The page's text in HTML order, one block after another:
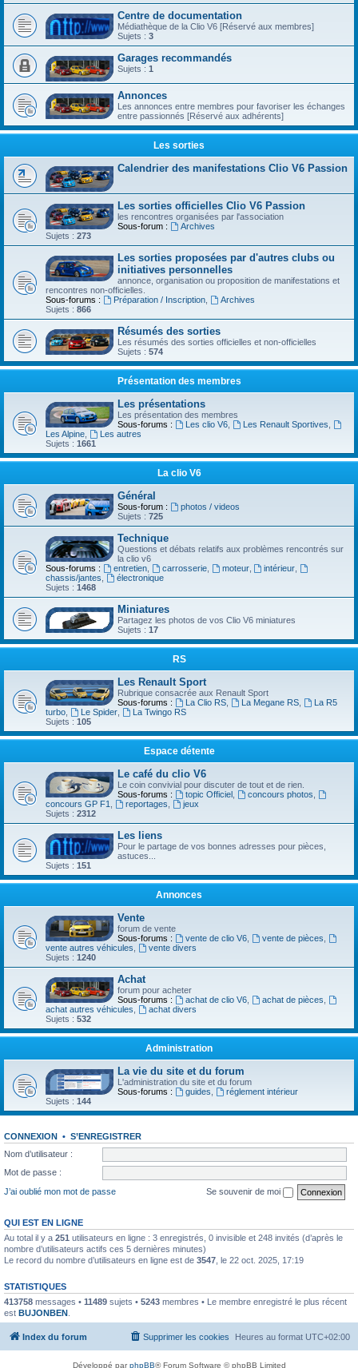
Centre de documentation
Médiathèque de la Clio V6 [Réservé aux membres]
Sujets : 3
Garages recommandés
Sujets : 1
Annonces
Les annonces entre membres pour favoriser les échanges
entre passionnés [Réservé aux adhérents]
Les sorties
Calendrier des manifestations Clio V6 Passion
Les sorties officielles Clio V6 Passion
les rencontres organisées par l'association
Sous-forum :
Archives
Sujets : 273
Les sorties proposées par d'autres clubs ou
initiatives personnelles
annonce, organisation ou proposition de manifestations et
rencontres non-officielles.
Sous-forums :
Préparation / Inscription,
Archives
Sujets : 866
Résumés des sorties
Les résumés des sorties officielles et non-officielles
Sujets : 574
Présentation des membres
Les présentations
Les présentation des membres
Sous-forums :
Les clio V6, Les Renault Sportives,
Les Alpine,
Les autres
Sujets : 1661
La clio V6
Général
Sous-forum :
photos / videos
Sujets : 725
Technique
Questions et débats relatifs aux problèmes rencontrés sur
la clio v6
Sous-forums :
entretien, carrosserie, moteur, intérieur,
chassis/jantes,
électronique
Sujets : 1468
Miniatures
Partagez les photos de vos Clio V6 miniatures
Sujets : 17
RS
Les Renault Sport
Rubrique consacrée aux Renault Sport
Sous-forums :
La Clio RS, La Megane RS,
La R5
turbo, Le Spider,
La Twingo RS
Sujets : 105
Espace détente
Le café du clio V6
Le coin convivial pour discuter de tout et de rien.
Sous-forums :
topic Officiel , concours photos,
concours GP F1, reportages,
jeux
Sujets : 2312
Les liens
Pour le partage de vos bonnes adresses pour pièces,
astuces...
Sujets : 151
Annonces
Vente
forum de vente
Sous-forums :
vente de clio V6, vente de pièces,
vente autres véhicules,
vente divers
Sujets : 1240
Achat
forum pour acheter
Sous-forums :
achat de clio V6, achat de pièces,
achat autres véhicules,
achat divers
Sujets : 532
Administration
La vie du site et du forum
L'administration du site et du forum
Sous-forums :
guides,
réglement intérieur
Sujets : 144
CONNEXION • S’ENREGISTRER
Nom d’utilisateur :
Mot de passe :
J’ai oublié mon mot de passe
Se souvenir de moi
QUI EST EN LIGNE
Au total il y a 251 utilisateurs en ligne : 3 enregistrés, 0 invisible et 248 invités (d’après le
nombre d’utilisateurs actifs ces 5 dernières minutes)
Le record du nombre d’utilisateurs en ligne est de 3547 , le 22 oct. 2025, 17:19
STATISTIQUES
413758 messages • 11489 sujets • 5243 membres • Le membre enregistré le plus récent
est BUJONBEN
Index du forum Heures au format UTC+02:00
Supprimer les cookies
Développé parphpBB® Forum Software © phpBB Limited